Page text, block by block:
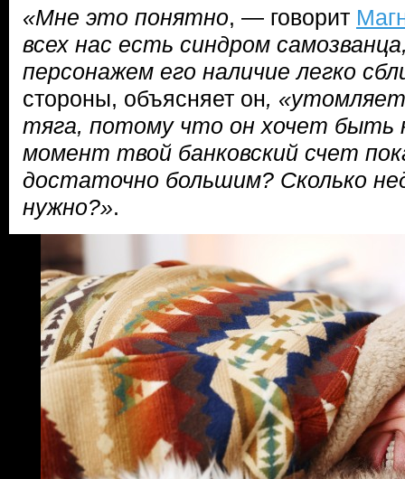
«Мне это понятно, — говорит
всех нас есть синдром
персонажем его наличие легко
стороны, объясняет он, «утомляет
тяга, потому что он хочет быть
момент твой банковский счет
достаточно большим? Сколько
нужно?».